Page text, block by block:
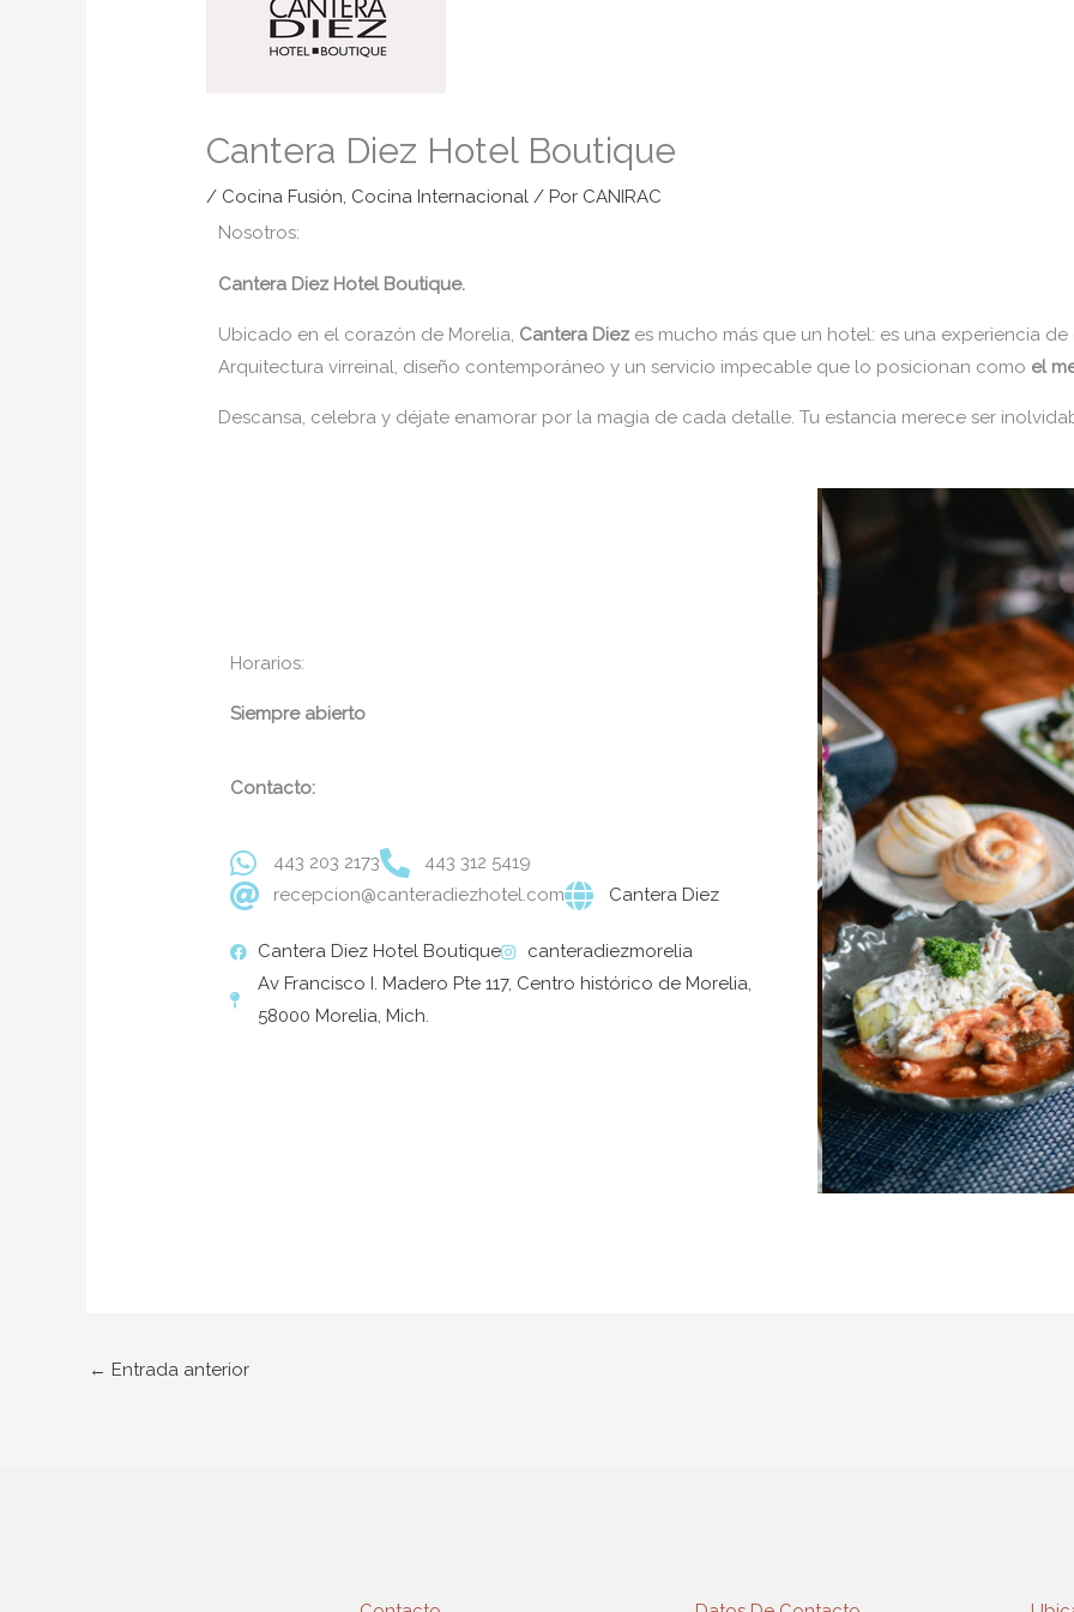
Cantera Diez Hotel Boutique
/ Cocina Fusión, Cocina Internacional / Por CANIRAC
Nosotros:
Cantera Diez Hotel Boutique.
Ubicado en el corazón de Morelia, Cantera Diez es mucho más que un hotel: es una experiencia
Arquitectura virreinal, diseño contemporáneo y un servicio impecable que lo posicionan como el
Descansa, celebra y déjate enamorar por la magia de cada detalle. Tu estancia merece ser
Horarios:
Siempre abierto
Contacto:
443 203 2173
443 312 5419
recepcion@canteradiezhotel.com
Cantera Diez
Cantera Diez Hotel Boutique
canteradiezmorelia
Av Francisco I. Madero Pte 117, Centro histórico de Morelia,
58000 Morelia, Mich.
← Entrada anterior